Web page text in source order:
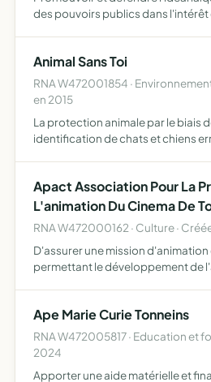
des pouvoirs publics dans
Animal Sans Toi
RNA W472001854 ·
en 2015
La protection animale par le biais
identification de chats et chiens
Apact Association Pour La
L'animation Du Cinema De
RNA W472000162 · Culture ·
D'assurer une mission
permettant le développement de
Ape Marie Curie Tonneins
RNA W472005817 · Education et
2024
Apporter une aide matérielle et